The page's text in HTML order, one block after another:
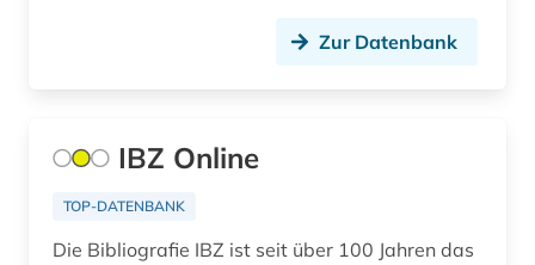
Zur Datenbank
IBZ Online
TOP-DATENBANK
Die Bibliografie IBZ ist seit über 100 Jahren das